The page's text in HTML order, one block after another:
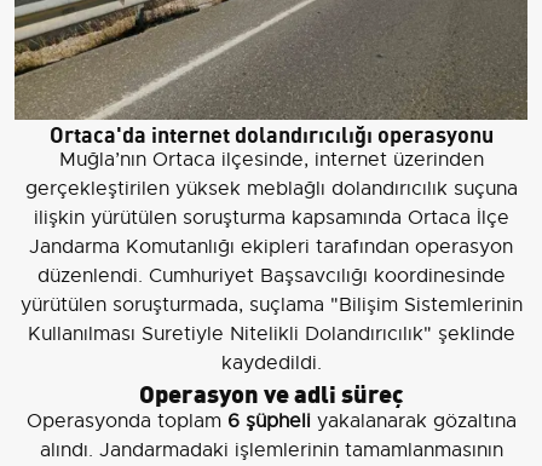
Ortaca'da internet dolandırıcılığı operasyonu
Muğla’nın Ortaca ilçesinde, internet üzerinden
gerçekleştirilen yüksek meblağlı dolandırıcılık suçuna
ilişkin yürütülen soruşturma kapsamında Ortaca İlçe
Jandarma Komutanlığı ekipleri tarafından operasyon
düzenlendi. Cumhuriyet Başsavcılığı koordinesinde
yürütülen soruşturmada, suçlama "Bilişim Sistemlerinin
Kullanılması Suretiyle Nitelikli Dolandırıcılık" şeklinde
kaydedildi.
Operasyon ve adli süreç
Operasyonda toplam 6 şüpheliyakalanarak gözaltına
alındı. Jandarmadaki işlemlerinin tamamlanmasının